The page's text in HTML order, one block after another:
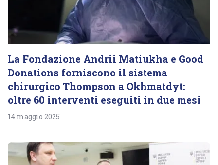
La Fondazione Andrii Matiukha e Good
Donations forniscono il sistema
chirurgico Thompson a Okhmatdyt:
oltre 60 interventi eseguiti in due mesi
14 maggio 2025